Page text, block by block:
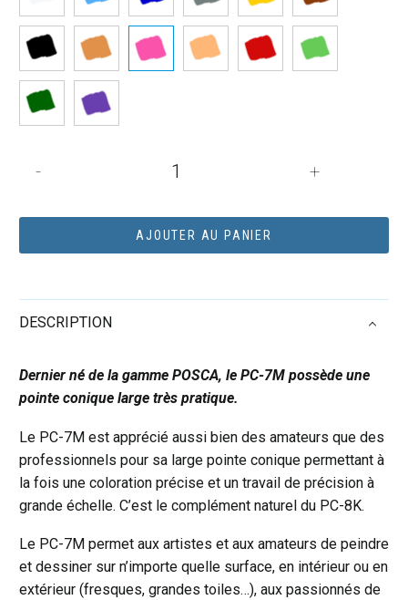
-
ROSE
+
AJOUTER AU PANIER
DESCRIPTION
Dernier né de la gamme POSCA, le PC-7M possède une
pointe conique large très pratique.
Le PC-7M est apprécié aussi bien des amateurs que des
professionnels pour sa large pointe conique permettant à
la fois une coloration précise et un travail de précision à
grande échelle. C’est le complément naturel du PC-8K.
Le PC-7M permet aux artistes et aux amateurs de peindre
et dessiner sur n’importe quelle surface, en intérieur ou en
extérieur (fresques, grandes toiles…), aux passionnés de